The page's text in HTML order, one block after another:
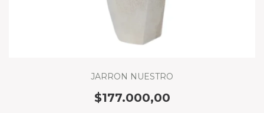
JARRON NUESTRO
$177.000,00